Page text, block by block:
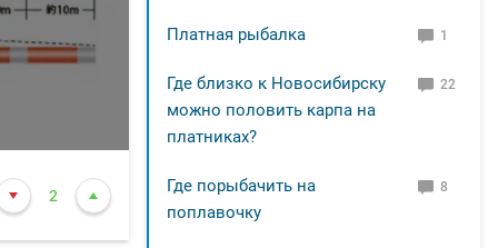
2
Платная рыбалка 1
Где близко к Новосибирску
можно половить карпа на
платниках?
22
Где порыбачить на
поплавочку
8